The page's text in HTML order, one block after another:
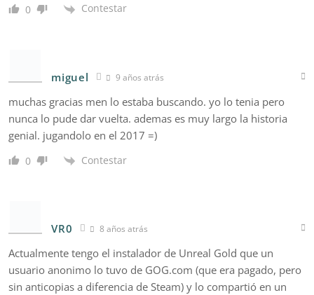
0 Contestar
miguel 9 años atrás
muchas gracias men lo estaba buscando. yo lo tenia pero
nunca lo pude dar vuelta. ademas es muy largo la historia
genial. jugandolo en el 2017 =)
0 Contestar
VR0 8 años atrás
Actualmente tengo el instalador de Unreal Gold que un
usuario anonimo lo tuvo de GOG.com (que era pagado, pero
sin anticopias a diferencia de Steam) y lo compartió en un